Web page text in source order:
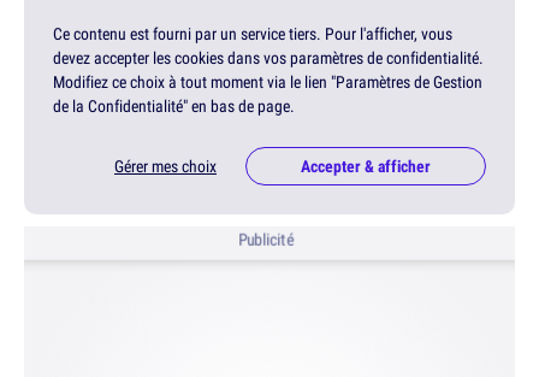
Ce contenu est fourni par un service tiers. Pour l'afficher, vous
devez accepter les cookies dans vos paramètres de confidentialité.
Modifiez ce choix à tout moment via le lien "Paramètres de Gestion
de la Confidentialité" en bas de page.
Gérer mes choix Accepter & afficher
Publicité